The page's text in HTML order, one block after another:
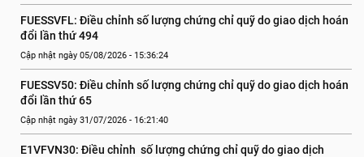
FUESSVFL: Điều chỉnh số lượng chứng chỉ quỹ do giao dịch hoán
đổi lần thứ 494
Cập nhật ngày 05/08/2026 - 15:36:24
FUESSV50: Điều chỉnh số lượng chứng chỉ quỹ do giao dịch hoán
đổi lần thứ 65
Cập nhật ngày 31/07/2026 - 16:21:40
E1VFVN30: Điều chỉnh  số lượng chứng chỉ quỹ do giao dịch